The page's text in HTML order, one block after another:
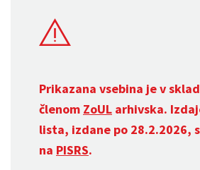
Prikazana vsebina je v
členom ZoUL arhivska.
lista, izdane po 28.2.2026,
na PISRS.